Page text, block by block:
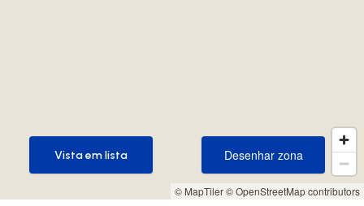
© MapTiler© OpenStreetMap contributors
Desenhar zona
Desenhar zona
Vista em lista
Vista em lista